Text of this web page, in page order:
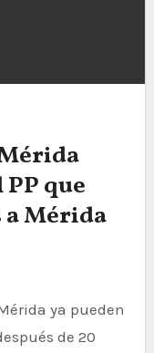
que
a Mérida
de 20